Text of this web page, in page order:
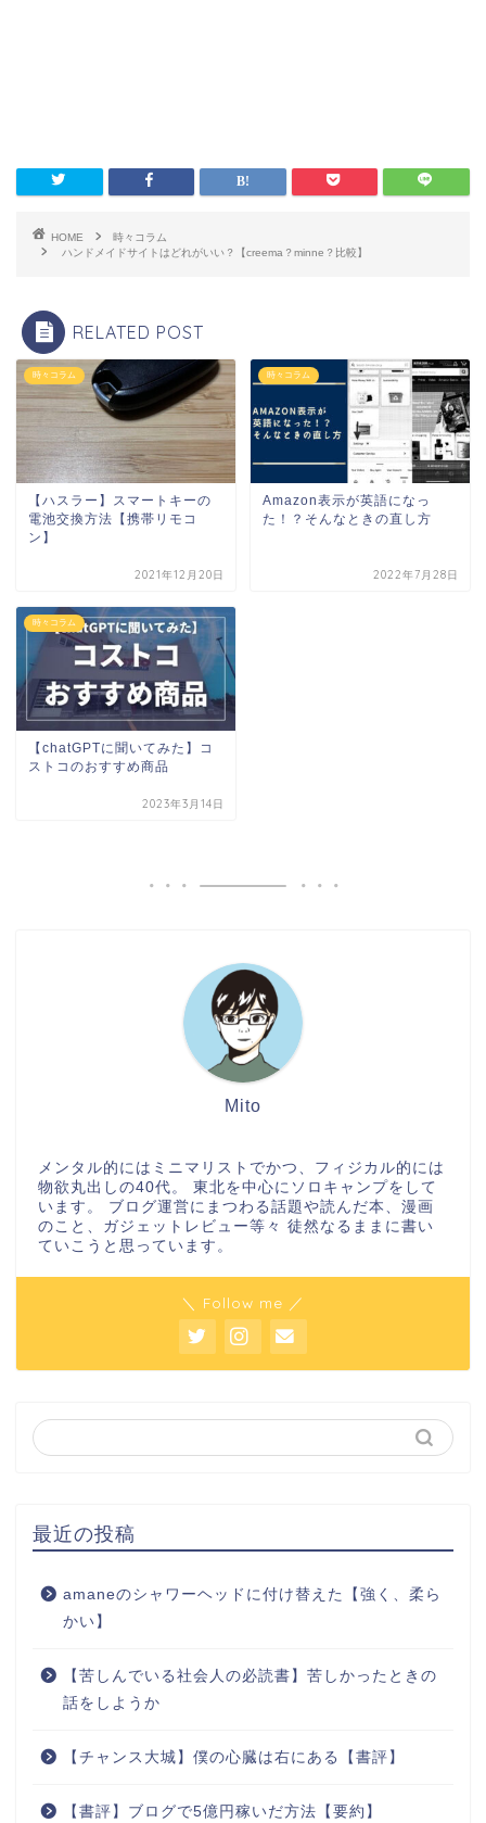
HOME
時々コラム
ハンドメイドサイトはどれがいい？【creema？minne？比較】
RELATED POST
時々コラム
【ハスラー】スマートキーの
電池交換方法【携帯リモコ
ン】
2021年12月20日
時々コラム
Amazon表示が英語になっ
た！？そんなときの直し方
2022年7月28日
時々コラム
【chatGPTに聞いてみた】コ
ストコのおすすめ商品
2023年3月14日
Mito
メンタル的にはミニマリストでかつ、フィジカル的には
物欲丸出しの40代。 東北を中心にソロキャンプをして
います。 ブログ運営にまつわる話題や読んだ本、漫画
のこと、ガジェットレビュー等々 徒然なるままに書い
ていこうと思っています。
＼ Follow me ／
最近の投稿
amaneのシャワーヘッドに付け替えた【強く、柔ら
かい】
【苦しんでいる社会人の必読書】苦しかったときの
話をしようか
【チャンス大城】僕の心臓は右にある【書評】
【書評】ブログで5億円稼いだ方法【要約】